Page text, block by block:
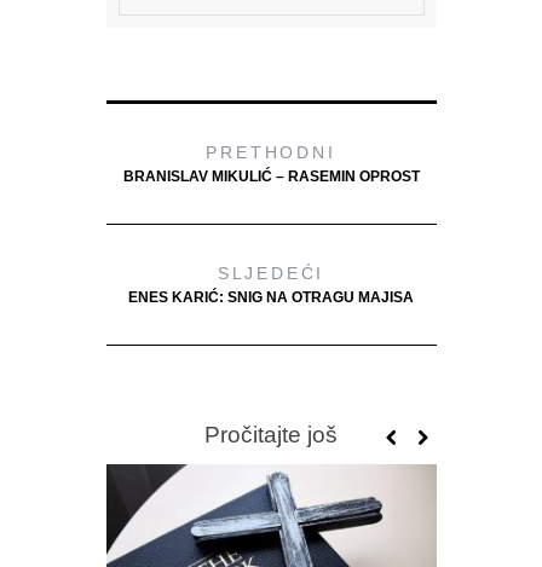
PRETHODNI
BRANISLAV MIKULIĆ – RASEMIN OPROST
SLJEDEĆI
ENES KARIĆ: SNIG NA OTRAGU MAJISA
Pročitajte još